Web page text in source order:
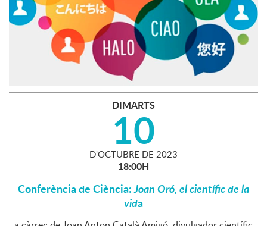
DIMARTS
10
D'OCTUBRE DE 2023
18:00H
Conferència de Ciència:Joan Oró, el científic de la
vida